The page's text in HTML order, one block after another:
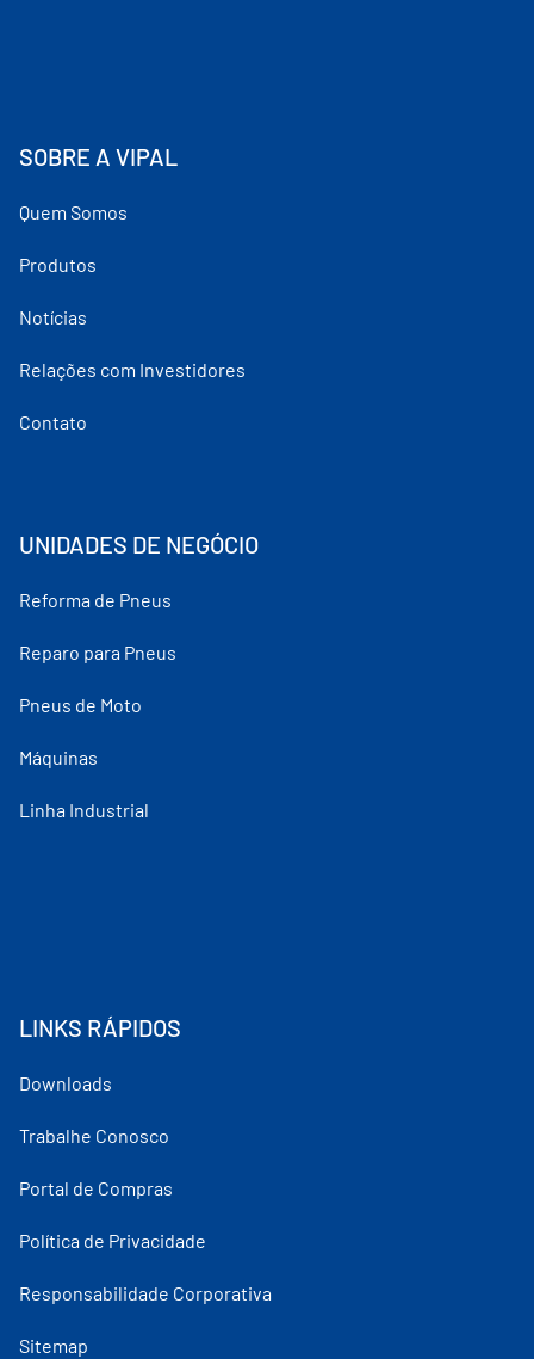
SOBRE A VIPAL
Quem Somos
Produtos
Notícias
Relações com Investidores
Contato
UNIDADES DE NEGÓCIO
Reforma de Pneus
Reparo para Pneus
Pneus de Moto
Máquinas
Linha Industrial
LINKS RÁPIDOS
Downloads
Trabalhe Conosco
Portal de Compras
Política de Privacidade
Responsabilidade Corporativa
Sitemap